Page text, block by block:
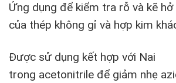
Ứng dụng để kiểm tra rỗ và kẽ
của thép không gỉ và hợp kim
Được sử dụng kết hợp với Nai
trong acetonitrile để giảm nhẹ